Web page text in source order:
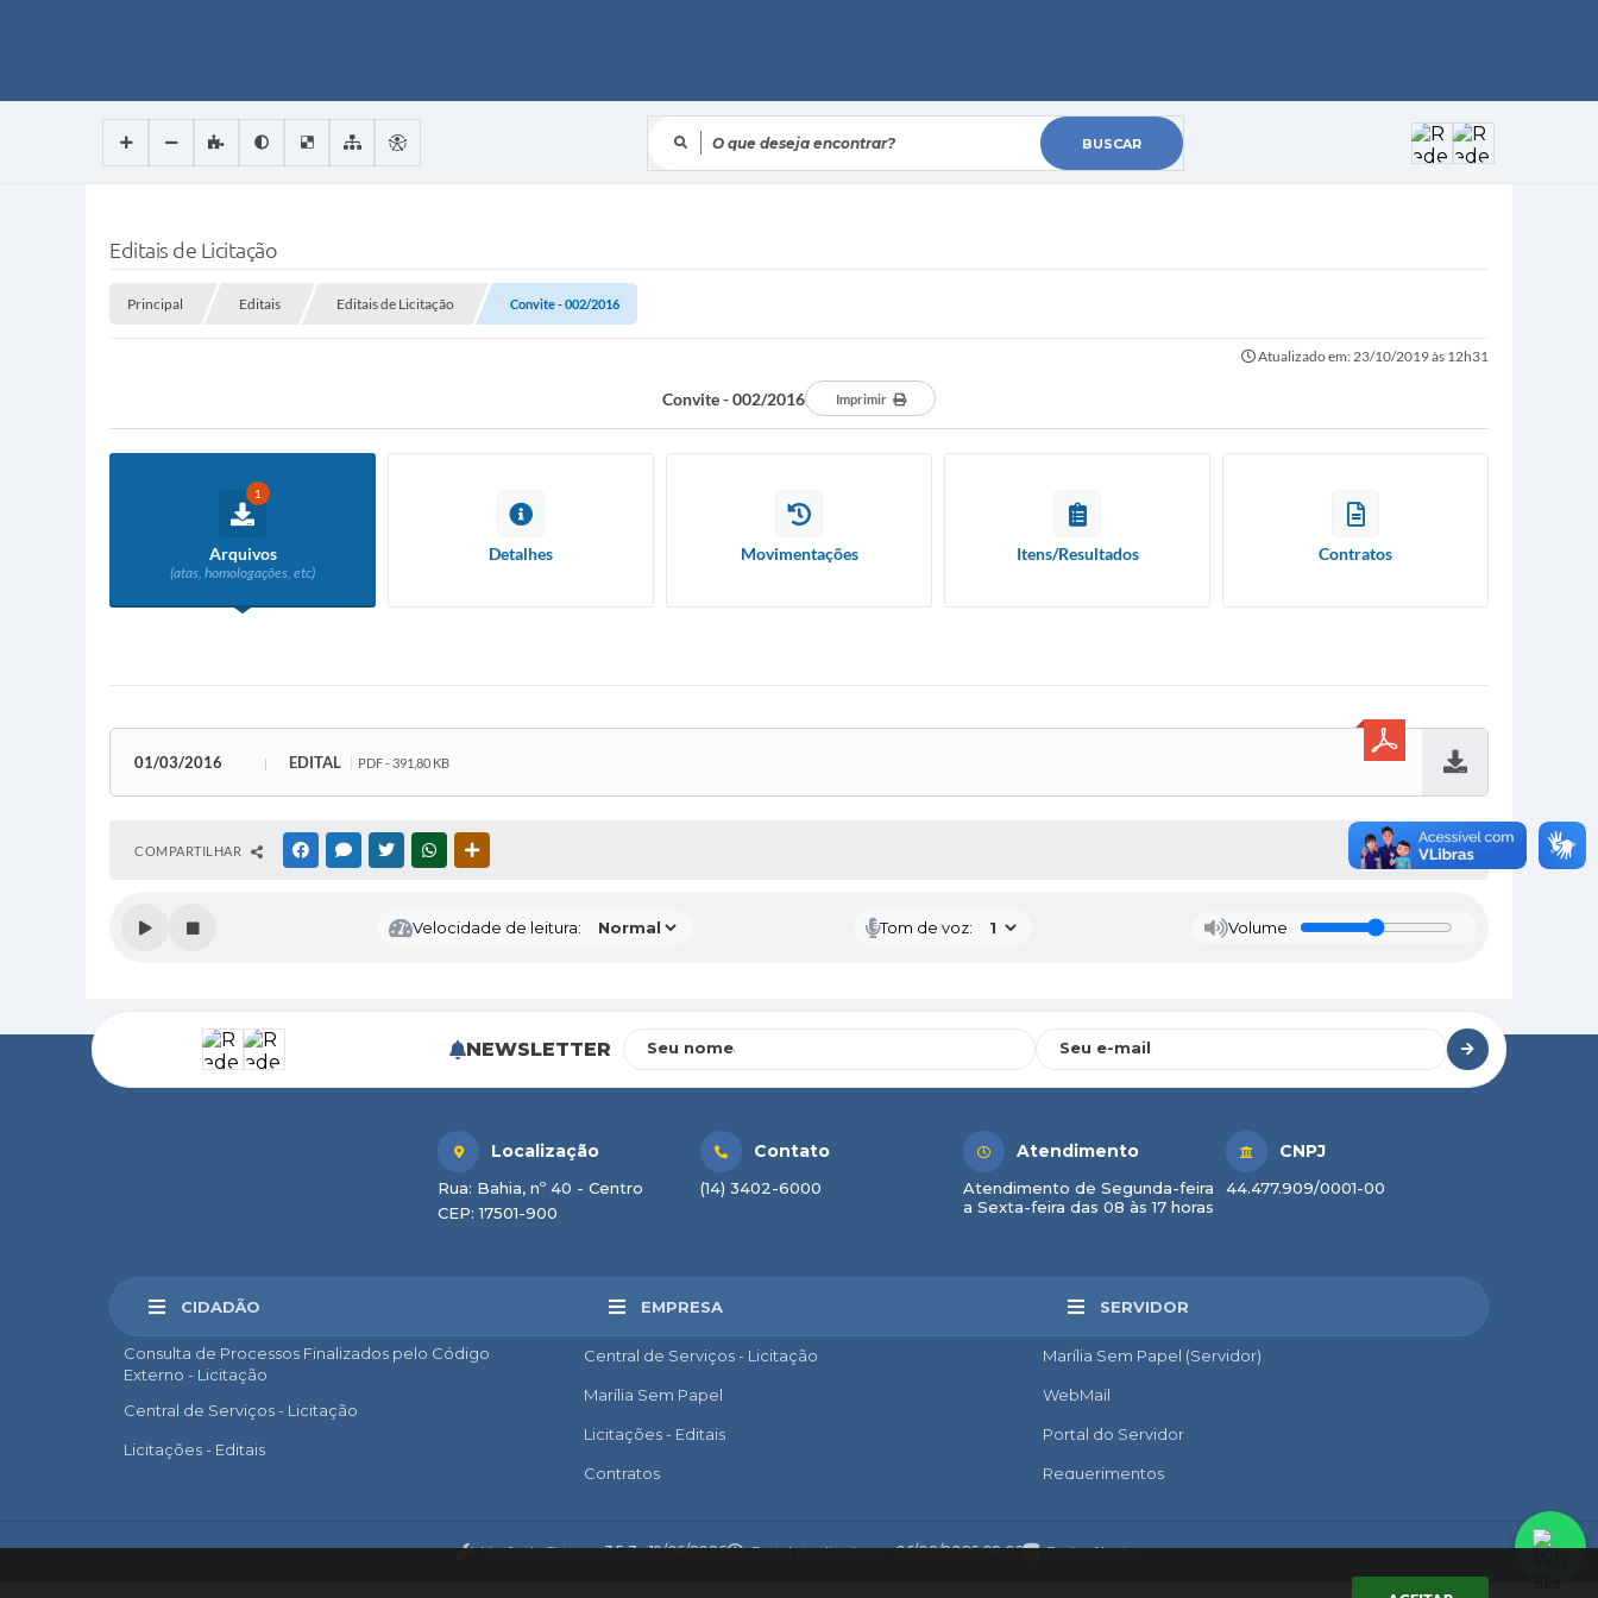
Editais de Licitação
Principal Editais Editais de Licitação Convite - 002/2016
Atualizado em: 23/10/2019 às 12h31
Convite - 002/2016 Imprimir
1
Arquivos
(atas, homologações, etc)
Detalhes Movimentações Itens/Resultados Contratos
01/03/2016 EDITAL PDF - 391,80 KB
COMPARTILHAR FACEBOOKMESSENGER
TWITTERWHATSAPP
Velocidade de leitura: Tom de voz: Volume
NEWSLETTER Seu nome Seu e-mail
CIDADÃO
Consulta de Processos Finalizados pelo Código
Externo - Licitação
Central de Serviços - Licitação
Licitações - Editais
EMPRESA
Central de Serviços - Licitação
Marília Sem Papel
Licitações - Editais
Contratos
Diário Oficial
SERVIDOR
Marília Sem Papel (Servidor)
WebMail
Portal do Servidor
Requerimentos
Consignado
Localização
Rua: Bahia, nº 40 - Centro
CEP: 17501-900
Contato
(14) 3402-6000
Atendimento
Atendimento de Segunda-feira
a Sexta-feira das 08 às 17 horas
CNPJ
44.477.909/0001-00
Versão do Sistema:3.5.3 - 19/06/2026 Portal atualizado em:06/08/2026 08:02 Dados Abertos